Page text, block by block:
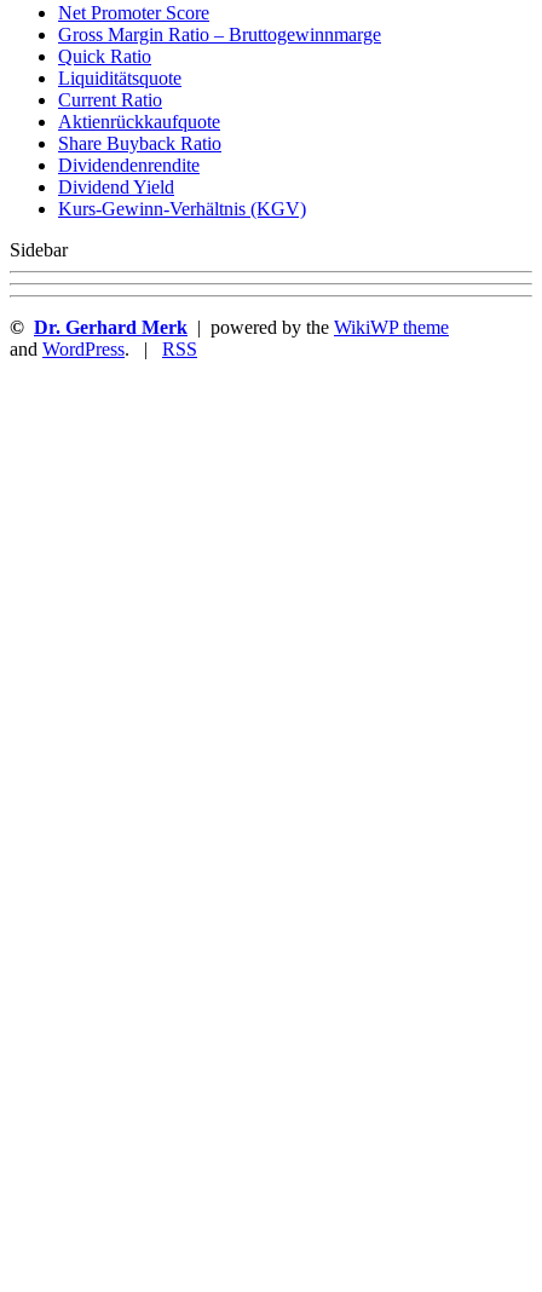
Net Promoter Score
Gro ss Margin Ratio – Bruttogewinnmarge
Quic k Ratio
Liquiditätsquote
Current Ratio
Aktienrückkaufquote
Sha re Buyback Ratio
Dividendenrendite
Dividend Yield
Kurs-Gewinn-Verhältnis (KGV)
Sidebar
© Dr. Gerhard Merk | powered by the WikiWP theme
and WordPress. | RSS